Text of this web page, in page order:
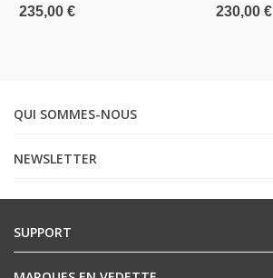
235,00 € 230,00 €
QUI SOMMES-NOUS
NEWSLETTER
SUPPORT